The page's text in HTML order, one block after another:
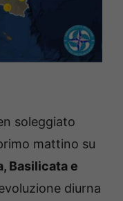
soleggiato
mattino su
Basilicata e
diurna